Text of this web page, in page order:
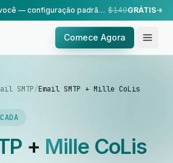
Configuração feita para você — configuração padrão, realizada pela nossa equipe. $149GRÁTIS
Comece Agora
SMTP/Email SMTP + Mille CoLis
+ Mille CoLis